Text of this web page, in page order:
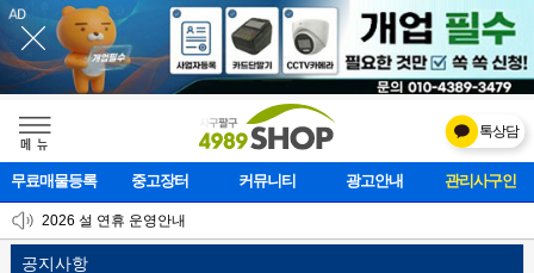
메    뉴
톡상담
무료매물등록 중고장터 커뮤니티 광고안내 관리사구인
[업데이트] 개선사항 안내
2026 설 연휴 운영안내
[업데이트]모바일 하단 고정메뉴 추가
공지사항